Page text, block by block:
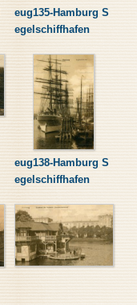
eug135-Hamburg S
egelschiffhafen
eug138-Hamburg S
egelschiffhafen